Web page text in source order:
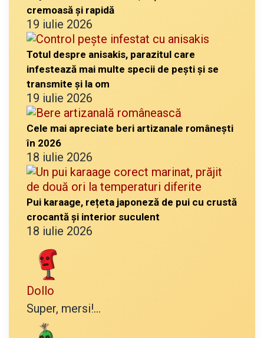
cremoasă și rapidă
19 iulie 2026
Totul despre anisakis, parazitul care
infestează mai multe specii de pești și se
transmite și la om
19 iulie 2026
Cele mai apreciate beri artizanale românești
în 2026
18 iulie 2026
Pui karaage, rețeta japoneză de pui cu crustă
crocantă și interior suculent
18 iulie 2026
Dollo
Super, mersi!...